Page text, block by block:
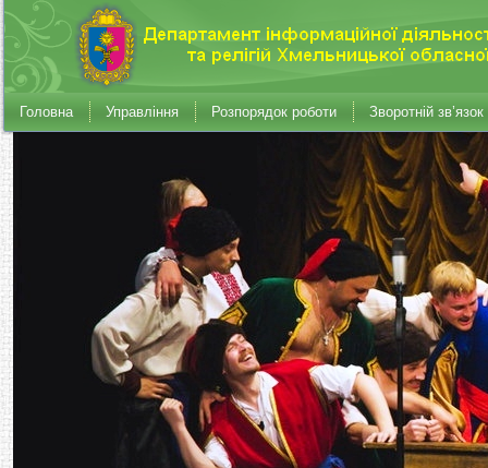
Головна Управління Розпорядок роботи Зворотній зв’язок